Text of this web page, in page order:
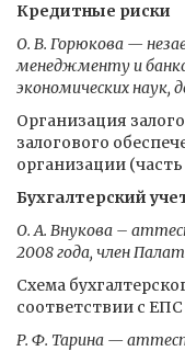
Кредитные риски
О. В. Горюкова —
менеджменту и
экономических наук,
Организация
залогового
организации
Бухгалтерский
О. А. Внукова –
2008 года, член
Схема
соответствии с
Р. Ф. Тарина —